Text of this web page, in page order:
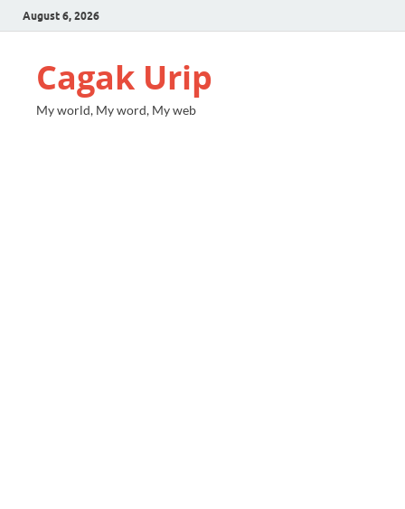
August 6, 2026
Cagak Urip
My world, My word, My web